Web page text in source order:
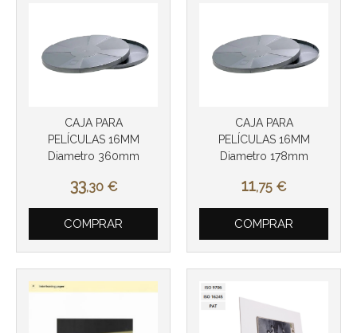
CAJA PARA
PELÍCULAS 16MM
Diametro 360mm
33,30 €
COMPRAR
CAJA PARA
PELÍCULAS 16MM
Diametro 178mm
11,75 €
COMPRAR
Más info Más info